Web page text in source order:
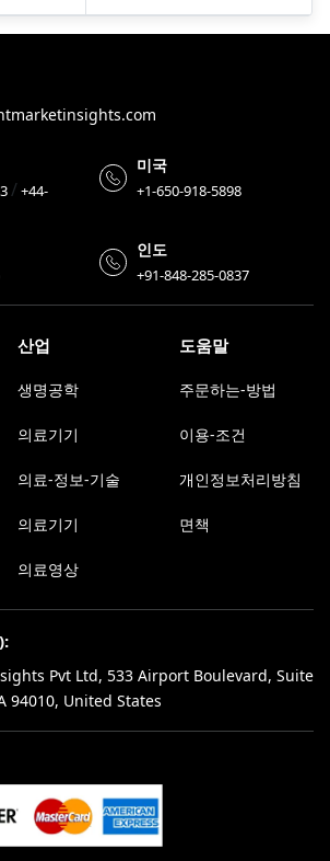
/+44-
미국
+1-650-918-5898
인도
+91-848-285-0837
산업
생명공학
의료기기
의료-정보-기술
의료기기
의료영상
도움말
주문하는-방법
이용-조건
개인정보처리방침
면책
Pvt Ltd, 533 Airport Boulevard, Suite
94010, United States